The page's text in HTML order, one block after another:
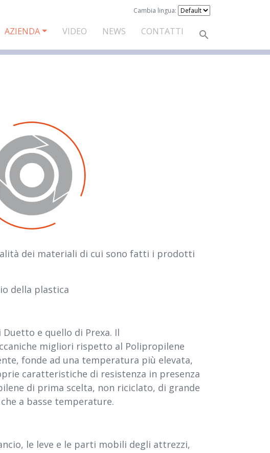
Cambia lingua:
AZIENDA VIDEO NEWS CONTATTI
dei materiali di cui sono fatti i prodotti
della plastica
e quello di Prexa. Il
migliori rispetto al Polipropilene
fonde ad una temperatura più elevata,
caratteristiche di resistenza in presenza
di prima scelta, non riciclato, di grande
a basse temperature.
le leve e le parti mobili degli attrezzi,